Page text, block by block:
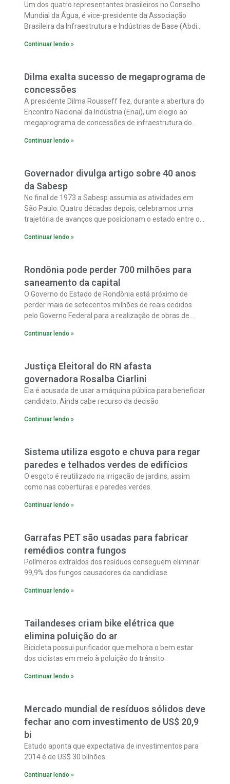
Um dos quatro representantes brasileiros no Conselho
Mundial da Água, é vice-presidente da Associação
Brasileira da Infraestrutura e Indústrias de Base (Abdib)
Continuar lendo »
Dilma exalta sucesso de megaprograma de
concessões
A presidente Dilma Rousseff fez, durante a abertura do
Encontro Nacional da Indústria (Enai), um elogio ao
megaprograma de concessões de infraestrutura do
próximos leilões de rodovias.
Continuar lendo »
Governador divulga artigo sobre 40 anos
da Sabesp
No final de 1973 a Sabesp assumia as atividades em
São Paulo. Quatro décadas depois, celebramos uma
trajetória de avanços que posicionam o estado entre os
brasileiro.
Continuar lendo »
Rondônia pode perder 700 milhões para
saneamento da capital
O Governo do Estado de Rondônia está próximo de
perder mais de setecentos milhões de reais cedidos
pelo Governo Federal para a realização de obras de
Continuar lendo »
Justiça Eleitoral do RN afasta
governadora Rosalba Ciarlini
Ela é acusada de usar a máquina pública para beneficiar
candidato. Ainda cabe recurso da decisão
Continuar lendo »
Sistema utiliza esgoto e chuva para regar
paredes e telhados verdes de edifícios
O esgoto é reutilizado na irrigação de jardins, assim
como nas coberturas e paredes verdes.
Continuar lendo »
Garrafas PET são usadas para fabricar
remédios contra fungos
Polímeros extraídos dos resíduos conseguem eliminar
99,9% dos fungos causadores da candidíase.
Continuar lendo »
Tailandeses criam bike elétrica que
elimina poluição do ar
Bicicleta possui purificador que melhora o bem estar
dos ciclistas em meio à poluição do trânsito.
Continuar lendo »
Mercado mundial de resíduos sólidos deve
fechar ano com investimento de US$ 20,9
bi
Estudo aponta que expectativa de investimentos para
2014 é de US$ 30 bilhões
Continuar lendo »